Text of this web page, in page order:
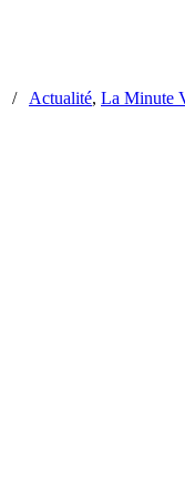
/ Actualité, La Minute